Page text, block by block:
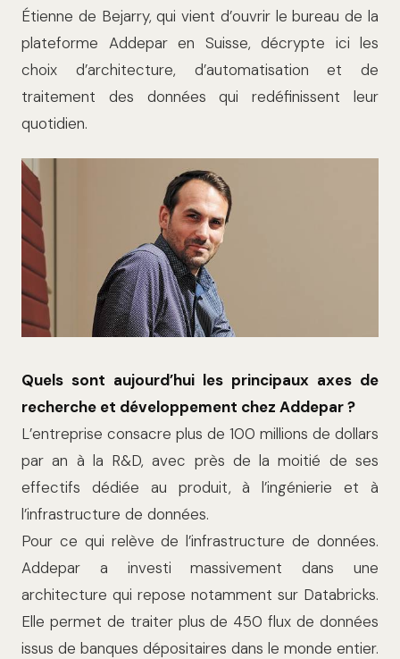
Étienne de Bejarry, qui vient d’ouvrir le bureau de la
plateforme Addepar en Suisse, décrypte ici les
choix d’architecture, d’automatisation et de
traitement des données qui redéfinissent leur
quotidien.
Quels sont aujourd’hui les principaux axes de
recherche et développement chez Addepar ?
L’entreprise consacre plus de 100 millions de dollars
par an à la R&D, avec près de la moitié de ses
effectifs dédiée au produit, à l’ingénierie et à
l’infrastructure de données.
Pour ce qui relève de l’infrastructure de données.
Addepar a investi massivement dans une
architecture qui repose notamment sur Databricks.
Elle permet de traiter plus de 450 flux de données
issus de banques dépositaires dans le monde entier.